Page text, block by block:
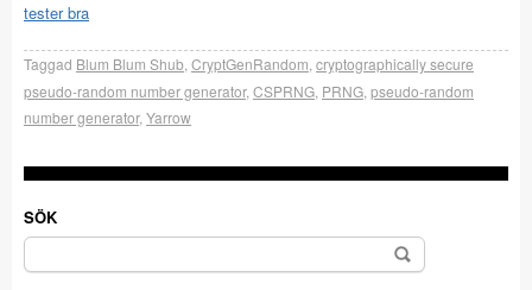
tester bra
Taggad Blum Blum Shub,CryptGenRandom,cryptographically secure
pseudo-random number generator,CSPRNG, PRNG,pseudo-random
number generator,Yarrow
SÖK
Sök
efter: